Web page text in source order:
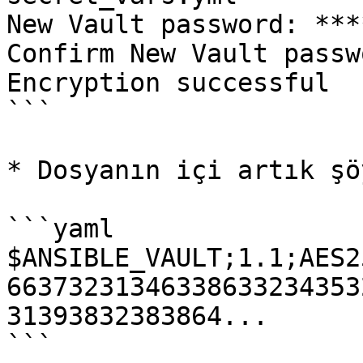
New Vault password:
Confirm New Vault
Encryption successful
```
* Dosyanın içi artık
```yaml
31393832383864...
```